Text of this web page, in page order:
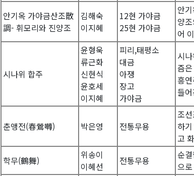
안기옥 가야금산조散
調- 휘모리와 진양조
김해숙
이지혜
12현 가야금
25현 가야금
안
양
어
시나위 합주
윤형욱
류근화
신현식
윤호세
이지혜
피리,태평소
대금
아쟁
장고
가야금
시
즘
흥
들
춘앵전(春鶯囀) 박은영 전통무용
조
하
고
학무(鶴舞)
위송이
이혜선
전통무용
순
으